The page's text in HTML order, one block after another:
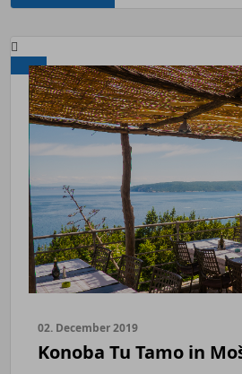
02. December 2019
Konoba Tu Tamo in